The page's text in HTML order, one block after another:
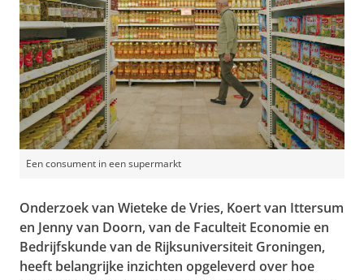
Een consument in een supermarkt
Onderzoek van Wieteke de Vries, Koert van Ittersum
en Jenny van Doorn, van de Faculteit Economie en
Bedrijfskunde van de Rijksuniversiteit Groningen,
heeft belangrijke inzichten opgeleverd over hoe